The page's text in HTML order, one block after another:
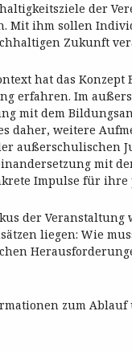
der
Mit ihm sollen
Zukunft
hat das Konzept
erfahren. Im
mit dem
daher, weitere
außerschulischen
mit
Impulse für
der
liegen: Wie
zum Ablauf